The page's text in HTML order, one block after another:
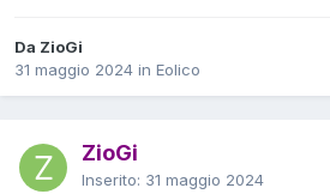
Da ZioGi
31 maggio 2024 in Eolico
ZioGi
Inserito: 31 maggio 2024